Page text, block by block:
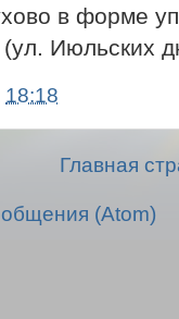
в форме
Июльских
18:18
Главная
(Atom)